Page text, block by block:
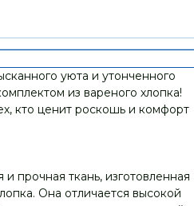
уюта и утонченного
из вареного хлопка!
кто ценит роскошь и комфорт
и прочная ткань, изготовленная
Она отличается высокой